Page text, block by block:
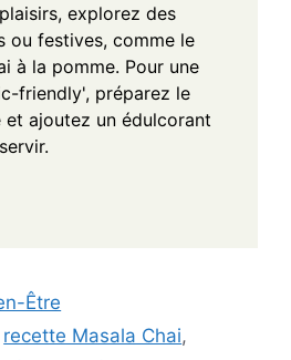
explorez des
ou festives, comme le
à la pomme. Pour une
friendly', préparez le
et ajoutez un édulcorant
Être
recette Masala Chai,